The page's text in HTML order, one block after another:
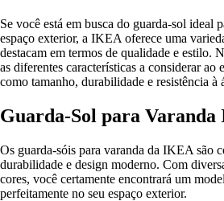
Se você está em busca do guarda-sol ideal
espaço exterior, a IKEA oferece uma
destacam em termos de qualidade e estilo.
as diferentes características a considerar ao
como tamanho, durabilidade e resistência à
Guarda-Sol para
Os guarda-sóis para varanda da IKEA são
durabilidade e design moderno. Com
cores, você certamente encontrará um
perfeitamente no seu espaço exterior.